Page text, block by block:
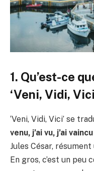
1. Qu’est-ce
‘Veni, Vidi,
‘Veni, Vidi, Vici’ se
venu, j’ai vu, j’ai vaincu
Jules César,
En gros, c’est un peu